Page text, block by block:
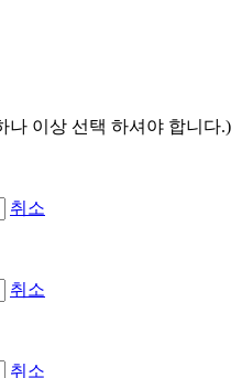
나 이상 선택 하셔야 합니다.)
취소
취소
취소